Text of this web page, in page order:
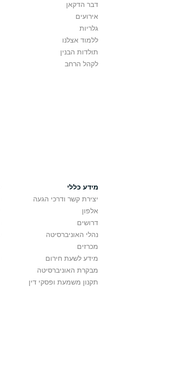
דבר הדקאן
אירועים
גלריות
ללמוד אצלנו
תולדות הבנין
לקהל הרחב
מידע כללי
יצירת קשר ודרכי הגעה
אלפון
דרושים
נהלי האוניברסיטה
מכרזים
מידע לשעת חירום
מבקרת האוניברסיטה
תקנון משמעת ופסקי דין